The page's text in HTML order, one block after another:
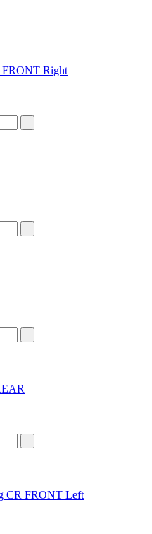
FRONT Right
CR FRONT Left